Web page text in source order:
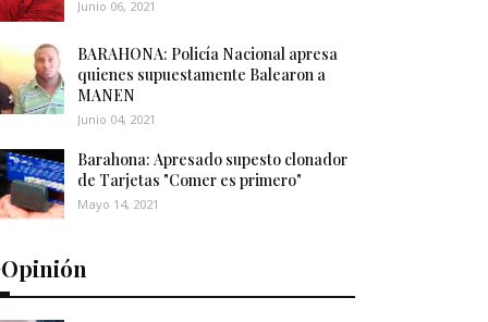
Junio 06, 2021
BARAHONA: Policía Nacional apresa
quienes supuestamente Balearon a
MANEN
Junio 04, 2021
Barahona: Apresado supesto clonador
de Tarjetas "Comer es primero"
Mayo 14, 2021